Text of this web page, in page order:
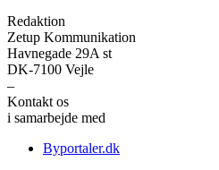
Redaktion
Zetup Kommunikation
Havnegade 29A st
DK-7100 Vejle
–
Kontakt os
i samarbejde med
Byportaler.dk